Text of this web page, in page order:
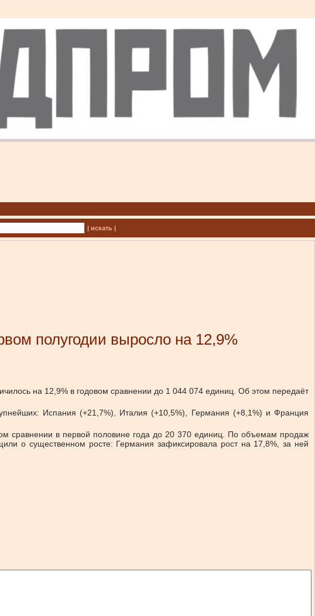
| искать |
полугодии выросло на 12,9%
на 12,9% в годовом сравнении до 1 044 074 единиц. Об этом передаёт
Испания (+21,7%), Италия (+10,5%), Германия (+8,1%) и Франция
сравнении в первой половине года до 20 370 единиц. По объемам продаж
о существенном росте: Германия зафиксировала рост на 17,8%, за ней